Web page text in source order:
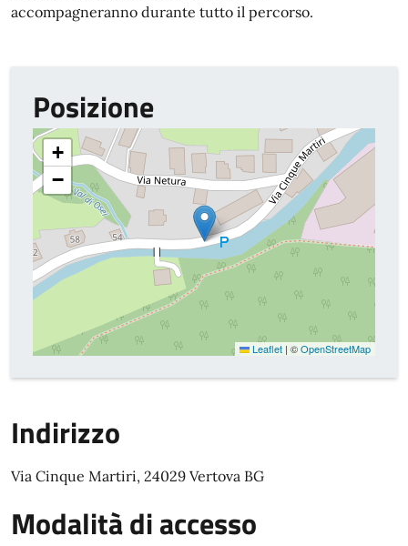
accompagneranno durante tutto il percorso.
Posizione
+
−
Leaflet | ©OpenStreetMap
Indirizzo
Via Cinque Martiri, 24029 Vertova BG
Modalità di accesso